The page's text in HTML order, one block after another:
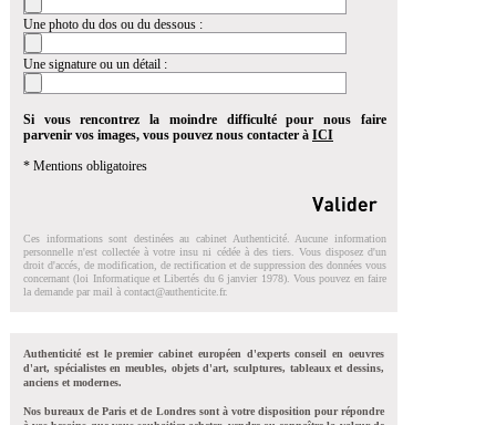
Une photo du dos ou du dessous :
Une signature ou un détail :
Si vous rencontrez la moindre difficulté pour nous faire
parvenir vos images, vous pouvez nous contacter à ICI
* Mentions obligatoires
Ces informations sont destinées au cabinet Authenticité. Aucune information
personnelle n'est collectée à votre insu ni cédée à des tiers. Vous disposez d'un
droit d'accés, de modification, de rectification et de suppression des données vous
concernant (loi Informatique et Libertés du 6 janvier 1978). Vous pouvez en faire
la demande par mail à contact@authenticite.fr.
Authenticité est le premier cabinet européen d'experts conseil en oeuvres
d'art, spécialistes en meubles, objets d'art, sculptures, tableaux et dessins,
anciens et modernes.
Nos bureaux de Paris et de Londres sont à votre disposition pour répondre